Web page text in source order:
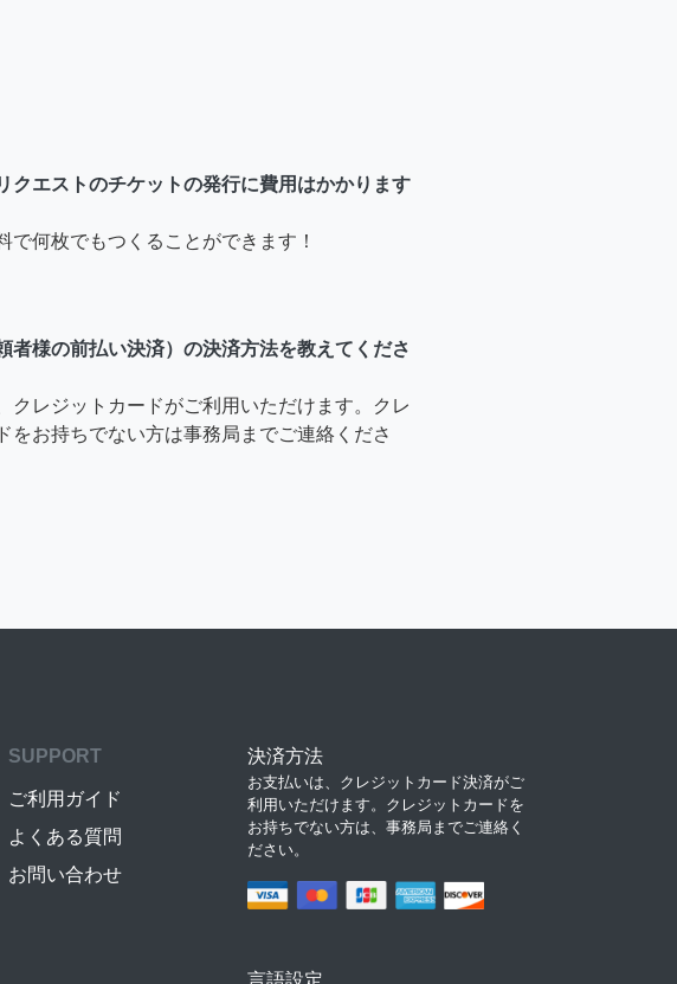
クエストのチケットの発行に費用はかかります
で何枚でもつくることができます！
者様の前払い決済）の決済方法を教えてくださ
クレジットカードがご利用いただけます。クレ
をお持ちでない方は事務局までご連絡くださ
SUPPORT
ご利用ガイド
よくある質問
お問い合わせ
決済方法
お支払いは、クレジットカード決済がご
利用いただけます。クレジットカードを
お持ちでない方は、事務局までご連絡く
ださい。
言語設定